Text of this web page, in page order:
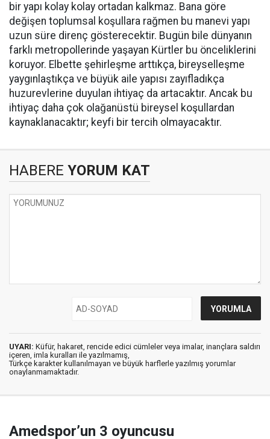
bir yapı kolay kolay ortadan kalkmaz. Bana göre
değişen toplumsal koşullara rağmen bu manevi yapı
uzun süre direnç gösterecektir. Bugün bile dünyanın
farklı metropollerinde yaşayan Kürtler bu önceliklerini
koruyor. Elbette şehirleşme arttıkça, bireyselleşme
yaygınlaştıkça ve büyük aile yapısı zayıfladıkça
huzurevlerine duyulan ihtiyaç da artacaktır. Ancak bu
ihtiyaç daha çok olağanüstü bireysel koşullardan
kaynaklanacaktır; keyfi bir tercih olmayacaktır.
HABERE YORUM KAT
UYARI: Küfür, hakaret, rencide edici cümleler veya imalar, inançlara saldırı
içeren, imla kuralları ile yazılmamış,
Türkçe karakter kullanılmayan ve büyük harflerle yazılmış yorumlar
onaylanmamaktadır.
Amedspor’un 3 oyuncusu